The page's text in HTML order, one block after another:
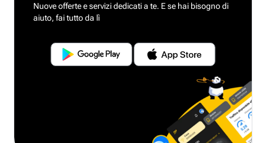
Nuove offerte e servizi dedicati a te. E se hai bisogno di
aiuto, fai tutto da lì